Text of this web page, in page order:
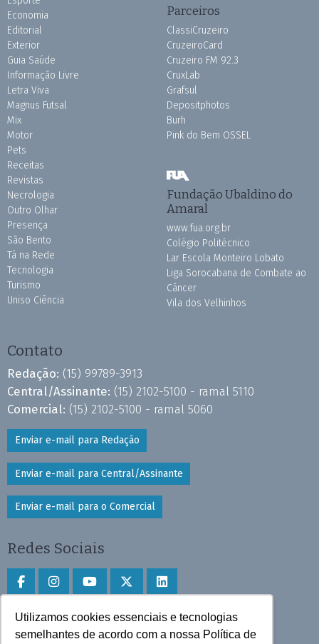
Utilizamos cookies essenciais e tecnologias
semelhantes de acordo com a nossa Política de
Economia
Editorial
Exterior
Guia Saúde
Informação Livre
Letra Viva
Magnus Futsal
Mix
Motor
Pets
Receitas
Revistas
Necrologia
Outro Olhar
Presença
São Bento
Tá na Rede
Tecnologia
Turismo
Uniso Ciência
Parceiros
ClassiCruzeiro
CruzeiroCard
Cruzeiro FM 92.3
CruxLab
Grafsul
Depositphotos
Burh
Pink do Bem OSSEL
Fundação Ubaldino do
Amaral
www.fua.org.br
Colégio Politécnico
Lar Escola Monteiro Lobato
Liga Sorocabana de Combate ao
Câncer
Vila dos Velhinhos
Contato
Redação: (15) 99789-3913
Central/Assinante: (15) 2102-5100 - ramal 5110
Comercial: (15) 2102-5100 - ramal 5060
Enviar e-mail para Redação
Enviar e-mail para Central/Assinante
Enviar e-mail para o Comercial
Redes Sociais
Faça download do aplicativo